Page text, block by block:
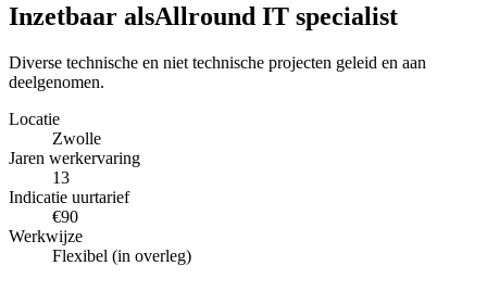
Inzetbaar alsAllround IT specialist
Diverse technische en niet technische projecten geleid en aan
deelgenomen.
Locatie
Zwolle
Jaren werkervaring
13
Indicatie uurtarief
€90
Werkwijze
Flexibel (in overleg)